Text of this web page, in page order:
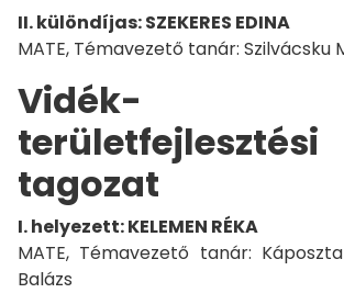
II. különdíjas: SZEKERES EDINA
MATE, Témavezető tanár: Szilvácsku
Vidék-
tagozat
I. helyezett: KELEMEN RÉKA
MATE, Témavezető tanár:
Balázs